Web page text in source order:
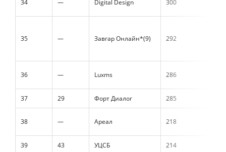
34 — Digital Design 300
35 — Завгар Онлайн*(9) 292
36 — Luxms 286
37 29 Форт Диалог 285
38 — Ареал 218
39 43 УЦСБ 214